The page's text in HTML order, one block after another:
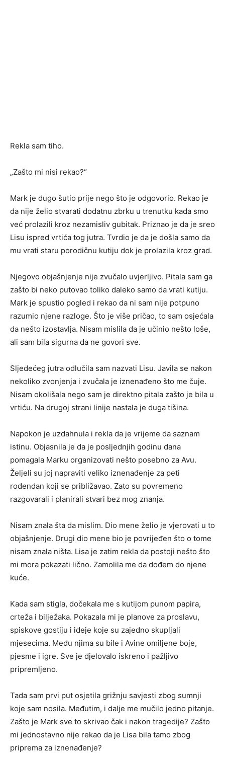
Rekla sam tiho.
„Zašto mi nisi rekao?“
Mark je dugo šutio prije nego što je odgovorio. Rekao je
da nije želio stvarati dodatnu zbrku u trenutku kada smo
već prolazili kroz nezamisliv gubitak. Priznao je da je sreo
Lisu ispred vrtića tog jutra. Tvrdio je da je došla samo da
mu vrati staru porodičnu kutiju dok je prolazila kroz grad.
Njegovo objašnjenje nije zvučalo uvjerljivo. Pitala sam ga
zašto bi neko putovao toliko daleko samo da vrati kutiju.
Mark je spustio pogled i rekao da ni sam nije potpuno
razumio njene razloge. Što je više pričao, to sam osjećala
da nešto izostavlja. Nisam mislila da je učinio nešto loše,
ali sam bila sigurna da ne govori sve.
Sljedećeg jutra odlučila sam nazvati Lisu. Javila se nakon
nekoliko zvonjenja i zvučala je iznenađeno što me čuje.
Nisam okolišala nego sam je direktno pitala zašto je bila u
vrtiću. Na drugoj strani linije nastala je duga tišina.
Napokon je uzdahnula i rekla da je vrijeme da saznam
istinu. Objasnila je da je posljednjih godinu dana
pomagala Marku organizovati nešto posebno za Avu.
Željeli su joj napraviti veliko iznenađenje za peti
rođendan koji se približavao. Zato su povremeno
razgovarali i planirali stvari bez mog znanja.
Nisam znala šta da mislim. Dio mene želio je vjerovati u to
objašnjenje. Drugi dio mene bio je povrijeđen što o tome
nisam znala ništa. Lisa je zatim rekla da postoji nešto što
mi mora pokazati lično. Zamolila me da dođem do njene
kuće.
Kada sam stigla, dočekala me s kutijom punom papira,
crteža i bilježaka. Pokazala mi je planove za proslavu,
spiskove gostiju i ideje koje su zajedno skupljali
mjesecima. Među njima su bile i Avine omiljene boje,
pjesme i igre. Sve je djelovalo iskreno i pažljivo
pripremljeno.
Tada sam prvi put osjetila grižnju savjesti zbog sumnji
koje sam nosila. Međutim, i dalje me mučilo jedno pitanje.
Zašto je Mark sve to skrivao čak i nakon tragedije? Zašto
mi jednostavno nije rekao da je Lisa bila tamo zbog
priprema za iznenađenje?